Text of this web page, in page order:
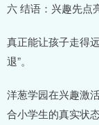
六 结语：兴趣先点
真正能让孩子走得
退”。
洋葱学园在兴趣激
合小学生的真实状